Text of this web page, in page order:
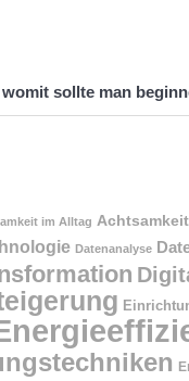
sollte man
im Alltag
Datenanalyse